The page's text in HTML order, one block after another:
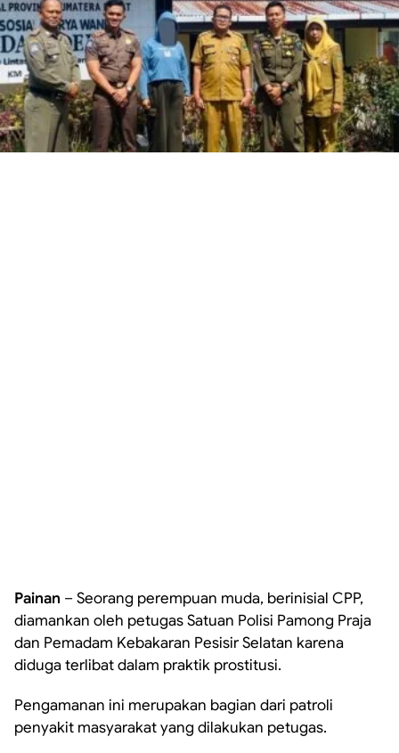
Painan – Seorang perempuan muda, berinisial CPP,
diamankan oleh petugas Satuan Polisi Pamong Praja
dan Pemadam Kebakaran Pesisir Selatan karena
diduga terlibat dalam praktik prostitusi.
Pengamanan ini merupakan bagian dari patroli
penyakit masyarakat yang dilakukan petugas.